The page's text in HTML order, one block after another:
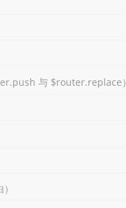
与 $router.replace）